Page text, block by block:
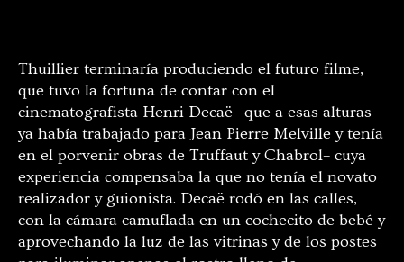
Thuillier terminaría produciendo el futuro filme,
que tuvo la fortuna de contar con el
cinematografista Henri Decaë –que a esas alturas
ya había trabajado para Jean Pierre Melville y tenía
en el porvenir obras de Truffaut y Chabrol– cuya
experiencia compensaba la que no tenía el novato
realizador y guionista. Decaë rodó en las calles,
con la cámara camuflada en un cochecito de bebé y
aprovechando la luz de las vitrinas y de los postes